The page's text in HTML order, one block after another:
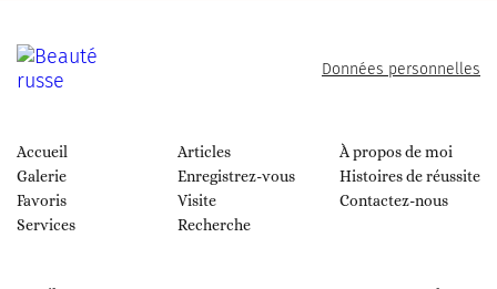
Accueil
Galerie
Favoris
Services
Articles
Enregistrez-vous
Visite
Recherche
À propos de moi
Histoires de réussite
Contactez-nous
Données personnelles